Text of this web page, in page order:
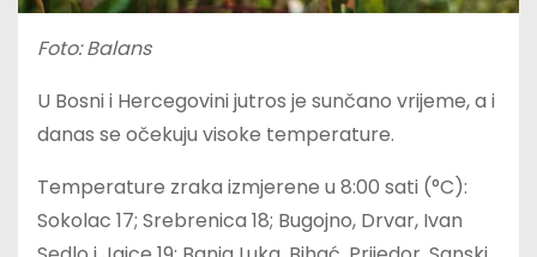
Foto: Balans
U Bosni i Hercegovini jutros je sunčano vrijeme, a i
danas se očekuju visoke temperature.
Temperature zraka izmjerene u 8:00 sati (°C):
Sokolac 17; Srebrenica 18; Bugojno, Drvar, Ivan